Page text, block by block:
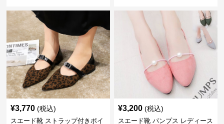
¥3,770 (税込)
スエード靴 ストラップ付きポイ
¥3,200 (税込)
スエード靴 パンプス レディース